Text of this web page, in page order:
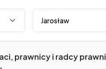
Miasto
prawnicy i radcy prawni